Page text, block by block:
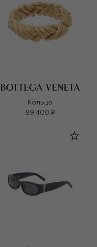
Кольцо
89 400 ₽